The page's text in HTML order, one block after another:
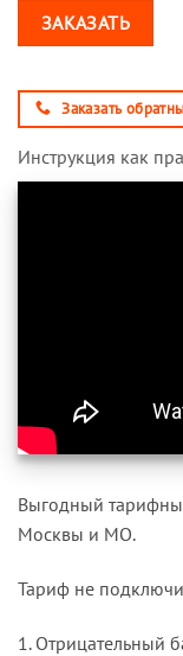
ЗАКАЗАТЬ
Заказать
Инструкция как
Выгодный
Москвы и МО.
Тариф не
1. Отрицательный